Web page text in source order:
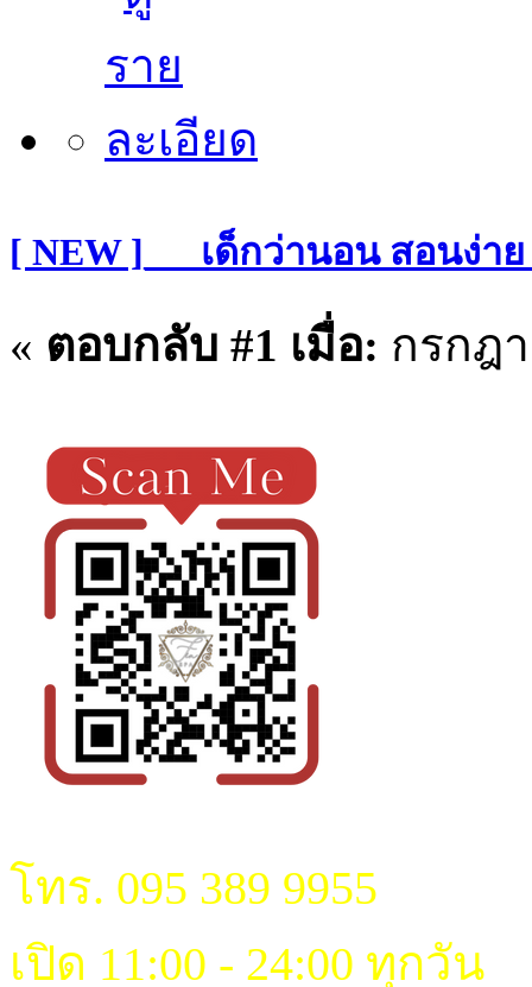
[ NEW ]___เด็กว่านอน สอนง่
« ตอบกลับ #1 เมื่อ: กรกฎา
โทร. 095 389 9955
เปิด 11:00 - 24:00 ทุกวัน